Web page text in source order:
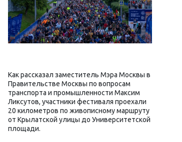
Как рассказал заместитель Мэра Москвы в
Правительстве Москвы по вопросам
транспорта и промышленности Максим
Ликсутов, участники фестиваля проехали
20 километров по живописному маршруту
от Крылатской улицы до Университетской
площади.